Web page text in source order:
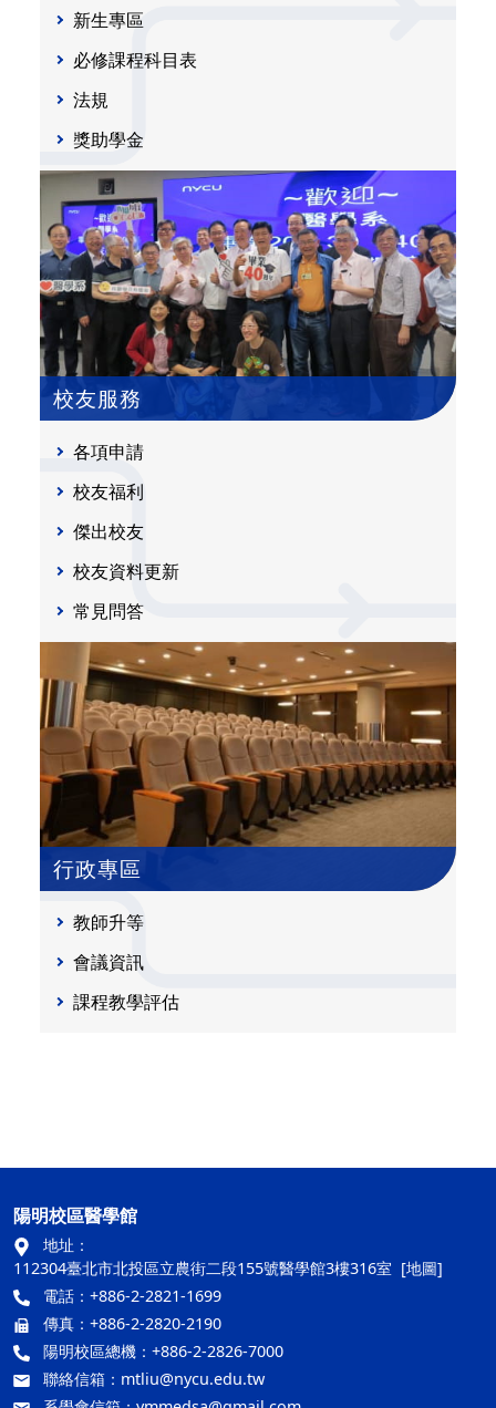
新生專區
必修課程科目表
法規
獎助學金
校友服務
各項申請
校友福利
傑出校友
校友資料更新
常見問答
行政專區
教師升等
會議資訊
課程教學評估
陽明校區醫學館
地址：
112304臺北市北投區立農街二段155號醫學館3樓316室 [地圖]
電話：+886-2-2821-1699
傳真：+886-2-2820-2190
陽明校區總機：+886-2-2826-7000
聯絡信箱： mtliu@nycu.edu.tw